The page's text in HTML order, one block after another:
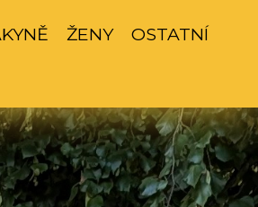
ŽENY
OSTATNÍ